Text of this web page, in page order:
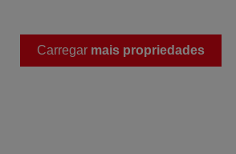
Carregar mais propriedades